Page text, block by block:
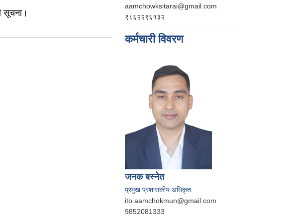
सूचना।
aamchowksitarai@gmail.com
९८६२२९६१३२
कर्मचारी विवरण
जनक बस्‍नेत
प्रमुख प्रशासकीय अधिकृत
ito.aamchokmun@gmail.com
9852081333